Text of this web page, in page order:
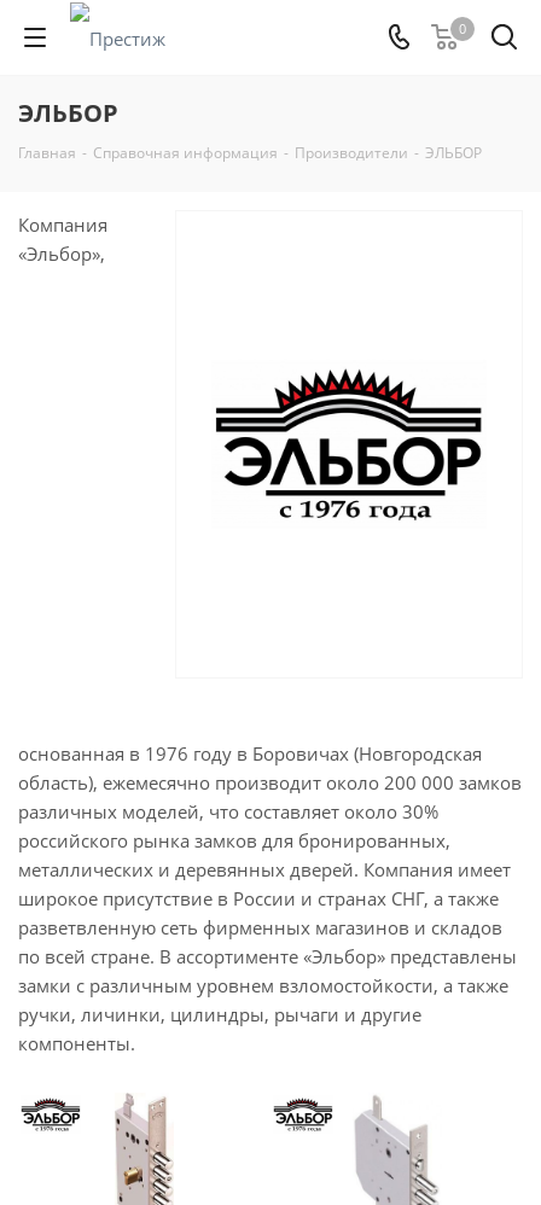
0
ЭЛЬБОР
Главная - Справочная информация - Производители - ЭЛЬБОР
Компания
«Эльбор»,
основанная в 1976 году в Боровичах (Новгородская
область), ежемесячно производит около 200 000 замков
различных моделей, что составляет около 30%
российского рынка замков для бронированных,
металлических и деревянных дверей. Компания имеет
широкое присутствие в России и странах СНГ, а также
разветвленную сеть фирменных магазинов и складов
по всей стране. В ассортименте «Эльбор» представлены
замки с различным уровнем взломостойкости, а также
ручки, личинки, цилиндры, рычаги и другие
компоненты.